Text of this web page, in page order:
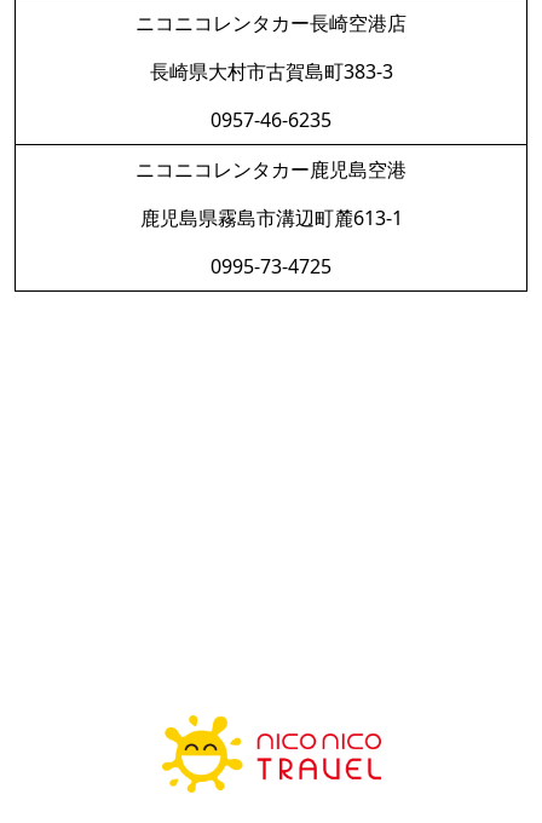
ニコニコレンタカー長崎空港店
長崎県大村市古賀島町383-3
0957-46-6235
ニコニコレンタカー鹿児島空港
鹿児島県霧島市溝辺町麓613-1
0995-73-4725